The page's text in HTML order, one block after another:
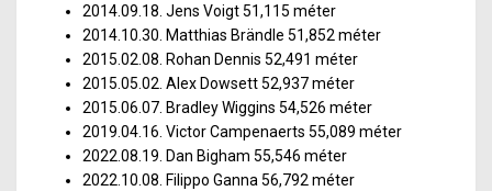
2014.09.18. Jens Voigt51,115 méter
2014.10.30. Matthias Brändle 51,852 méter
2015.02.08. Rohan Dennis 52,491 méter
2015.05.02. Alex Dowsett52,937 méter
2015.06.07. Bradley Wiggins 54,526 méter
2019.04.16. Victor Campenaerts 55,089 méter
2022.08.19. Dan Bigham 55,546 méter
2022.10.08. Filippo Ganna 56,792 méter